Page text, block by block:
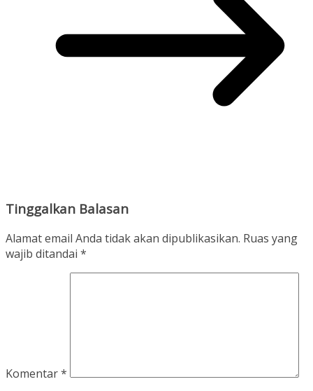
Tinggalkan Balasan
Alamat email Anda tidak akan dipublikasikan. Ruas yang
wajib ditandai *
Komentar*